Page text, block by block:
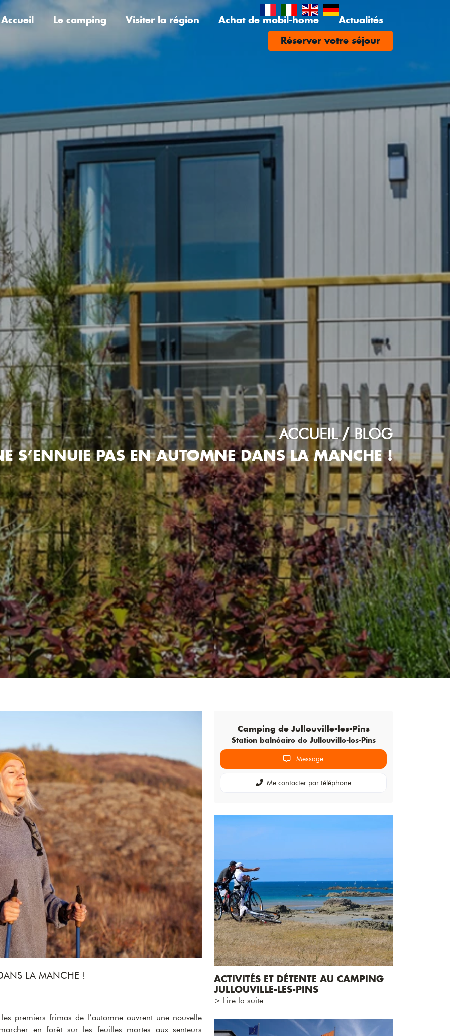
Accueil Le camping Visiter la région Achat de mobil-home
Actualités
Réserver votre séjour
ACCUEIL BLOG
S’ENNUIE PAS EN AUTOMNE DANS LA MANCHE !
LA MANCHE !
premiers frimas de l’automne ouvrent une nouvelle
en forêt sur les feuilles mortes aux senteurs
Camping de Jullouville-les-Pins
Station balnéaire de Jullouville-les-Pins
Message
Me contacter par téléphone
ACTIVITÉS ET DÉTENTE AU CAMPING
JULLOUVILLE-LES-PINS
> Lire la suite